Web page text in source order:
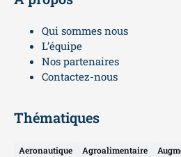
Qui sommes nous
L’équipe
Nos partenaires
Contactez-nous
Thématiques
Aeronautique Agroalimentaire